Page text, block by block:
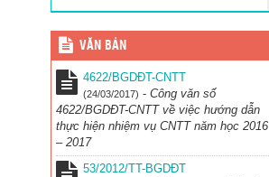
định sách giáo khoa lớp 1
VĂN BẢN
4622/BGDĐT-CNTT
(24/03/2017) - Công văn số
4622/BGDĐT-CNTT về việc hướng dẫn
thực hiện nhiệm vụ CNTT năm học 2016
– 2017
53/2012/TT-BGDĐT